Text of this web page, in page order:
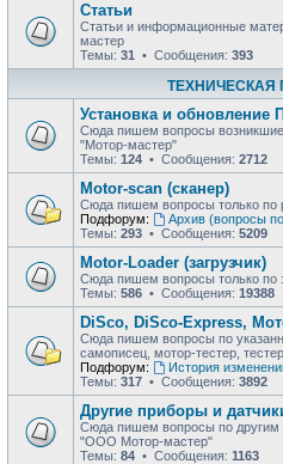
Статьи
Статьи и информационные
мастер
Темы: 31 • Сообщения: 393
ТЕХНИЧЕСКАЯ
Установка и обновление
Сюда пишем вопросы
"Мотор-мастер"
Темы: 124 • Сообщения: 2712
Motor-scan (сканер)
Сюда пишем вопросы только по
Подфорум:
Архив (вопросы
Темы: 293 • Сообщения: 5209
Motor-Loader (загрузчик)
Сюда пишем вопросы только по
Темы: 586 • Сообщения: 19388
DiSco, DiSco-Express,
Сюда пишем вопросы по
самописец, мотор-тестер,
Подфорум:
История
Темы: 317 • Сообщения: 3892
Другие приборы и
Сюда пишем вопросы по другим
"ООО Мотор-мастер"
Темы: 84 • Сообщения: 1163